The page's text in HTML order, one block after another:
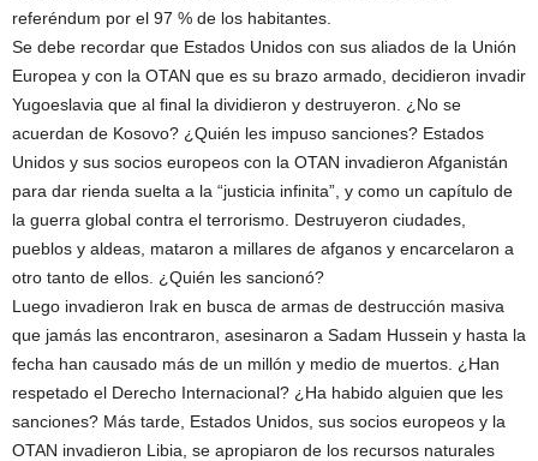
referéndum por el 97 % de los habitantes.
Se debe recordar que Estados Unidos con sus aliados de la Unión
Europea y con la OTAN que es su brazo armado, decidieron invadir
Yugoeslavia que al final la dividieron y destruyeron. ¿No se
acuerdan de Kosovo? ¿Quién les impuso sanciones? Estados
Unidos y sus socios europeos con la OTAN invadieron Afganistán
para dar rienda suelta a la “justicia infinita”, y como un capítulo de
la guerra global contra el terrorismo. Destruyeron ciudades,
pueblos y aldeas, mataron a millares de afganos y encarcelaron a
otro tanto de ellos. ¿Quién les sancionó?
Luego invadieron Irak en busca de armas de destrucción masiva
que jamás las encontraron, asesinaron a Sadam Hussein y hasta la
fecha han causado más de un millón y medio de muertos. ¿Han
respetado el Derecho Internacional? ¿Ha habido alguien que les
sanciones? Más tarde, Estados Unidos, sus socios europeos y la
OTAN invadieron Libia, se apropiaron de los recursos naturales